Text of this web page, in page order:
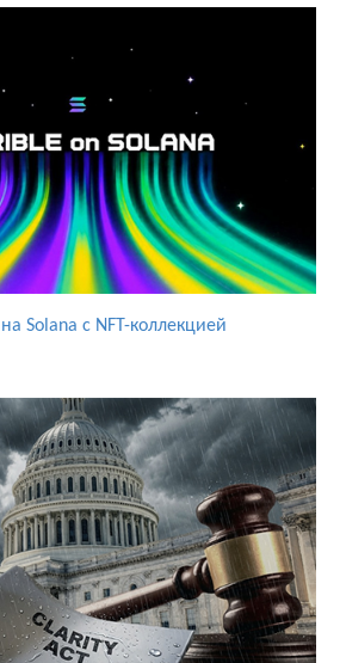
Solana с NFT-коллекцией